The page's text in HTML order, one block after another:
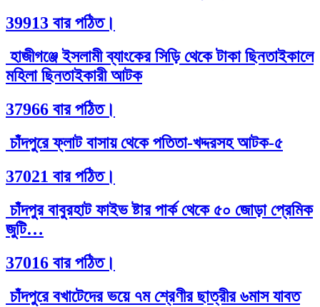
39913 বার পঠিত।
হাজীগঞ্জে ইসলামী ব্যাংকের সিড়ি থেকে টাকা ছিনতাইকালে
মহিলা ছিনতাইকারী আটক
37966 বার পঠিত।
চাঁদপুরে ফ্লাট বাসায় থেকে পতিতা-খদ্দরসহ আটক-৫
37021 বার পঠিত।
চাঁদপুর বাবুরহাট ফাইভ ষ্টার পার্ক থেকে ৫০ জোড়া প্রেমিক
জুটি…
37016 বার পঠিত।
চাঁদপুরে বখাটেদের ভয়ে ৭ম শ্রেণীর ছাত্রীর ৬মাস যাবত